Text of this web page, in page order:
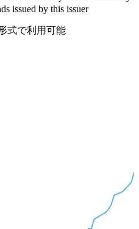
issued by this issuer
式で利用可能